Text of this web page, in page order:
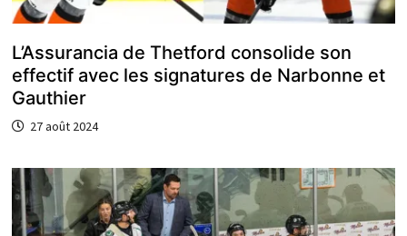
L’Assurancia de Thetford consolide son
effectif avec les signatures de Narbonne et
Gauthier
27 août 2024